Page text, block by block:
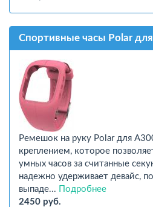
Спортивные часы Polar
Ремешок на руку Polar для
креплением, которое
умных часов за считанные
надежно удерживает девайс,
выпаде...
Подробнее
2450 руб.